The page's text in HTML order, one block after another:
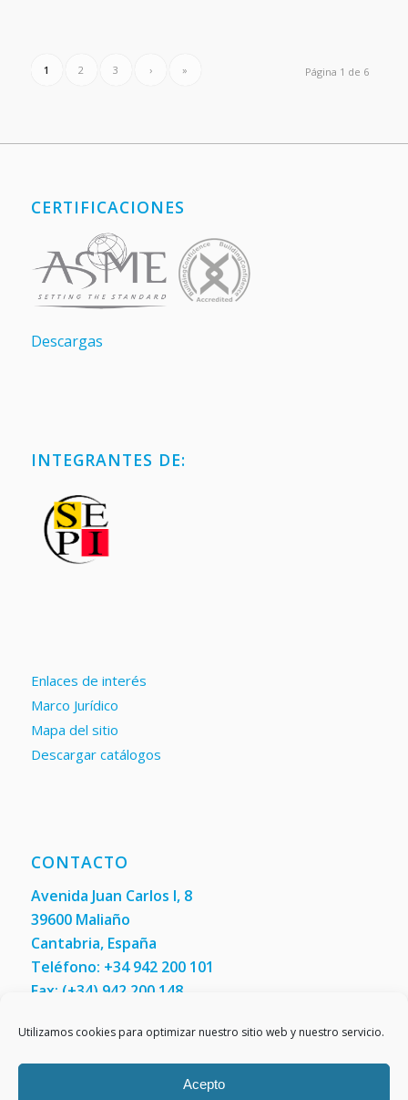
Utilizamos cookies para optimizar nuestro sitio web y nuestro servicio.
Acepto
Página 1 de 6
1 2 3 › »
CERTIFICACIONES
Descargas
INTEGRANTES DE:
Enlaces de interés
Marco Jurídico
Mapa del sitio
Descargar catálogos
CONTACTO
Avenida Juan Carlos I, 8
39600 Maliaño
Cantabria, España
Teléfono: +34 942 200 101
Fax: (+34) 942 200 148
Contáctenos